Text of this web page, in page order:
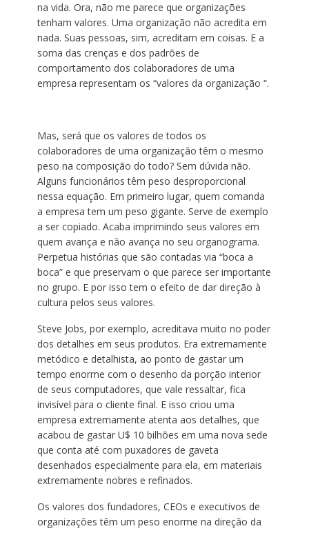
na vida. Ora, não me parece que organizações
tenham valores. Uma organização não acredita em
nada. Suas pessoas, sim, acreditam em coisas. E a
soma das crenças e dos padrões de
comportamento dos colaboradores de uma
empresa representam os “valores da organização “.
Mas, será que os valores de todos os
colaboradores de uma organização têm o mesmo
peso na composição do todo? Sem dúvida não.
Alguns funcionários têm peso desproporcional
nessa equação. Em primeiro lugar, quem comanda
a empresa tem um peso gigante. Serve de exemplo
a ser copiado. Acaba imprimindo seus valores em
quem avança e não avança no seu organograma.
Perpetua histórias que são contadas via “boca a
boca” e que preservam o que parece ser importante
no grupo. E por isso tem o efeito de dar direção à
cultura pelos seus valores.
Steve Jobs, por exemplo, acreditava muito no poder
dos detalhes em seus produtos. Era extremamente
metódico e detalhista, ao ponto de gastar um
tempo enorme com o desenho da porção interior
de seus computadores, que vale ressaltar, fica
invisível para o cliente final. E isso criou uma
empresa extremamente atenta aos detalhes, que
acabou de gastar U$ 10 bilhões em uma nova sede
que conta até com puxadores de gaveta
desenhados especialmente para ela, em materiais
extremamente nobres e refinados.
Os valores dos fundadores, CEOs e executivos de
organizações têm um peso enorme na direção da